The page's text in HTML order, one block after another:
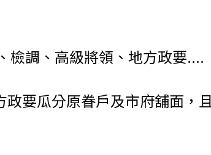
檢調、高級將領、地方政要....
要瓜分原眷戶及市府舖面，